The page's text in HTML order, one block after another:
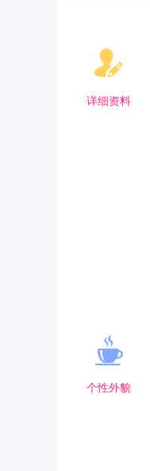
详细资料
个性外貌